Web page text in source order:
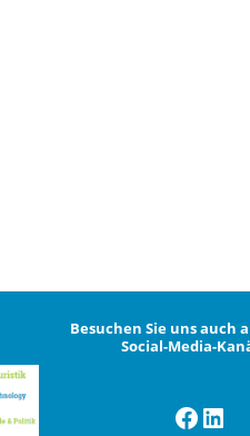
Besuchen Sie uns auch
Social-Media-